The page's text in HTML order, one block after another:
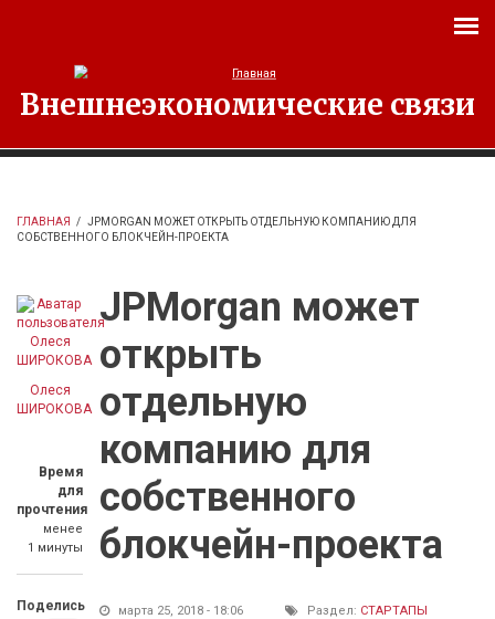
Внешнеэкономические связи
ГЛАВНАЯ / JPMORGAN МОЖЕТ ОТКРЫТЬ ОТДЕЛЬНУЮ КОМПАНИЮ ДЛЯ
СОБСТВЕННОГО БЛОКЧЕЙН-ПРОЕКТА
Олеся
ШИРОКОВА
Время
для
прочтения
менее
1 минуты
Поделись
JPMorgan может
открыть
отдельную
компанию для
собственного
блокчейн-проекта
марта 25, 2018 - 18:06 Раздел: СТАРТАПЫ